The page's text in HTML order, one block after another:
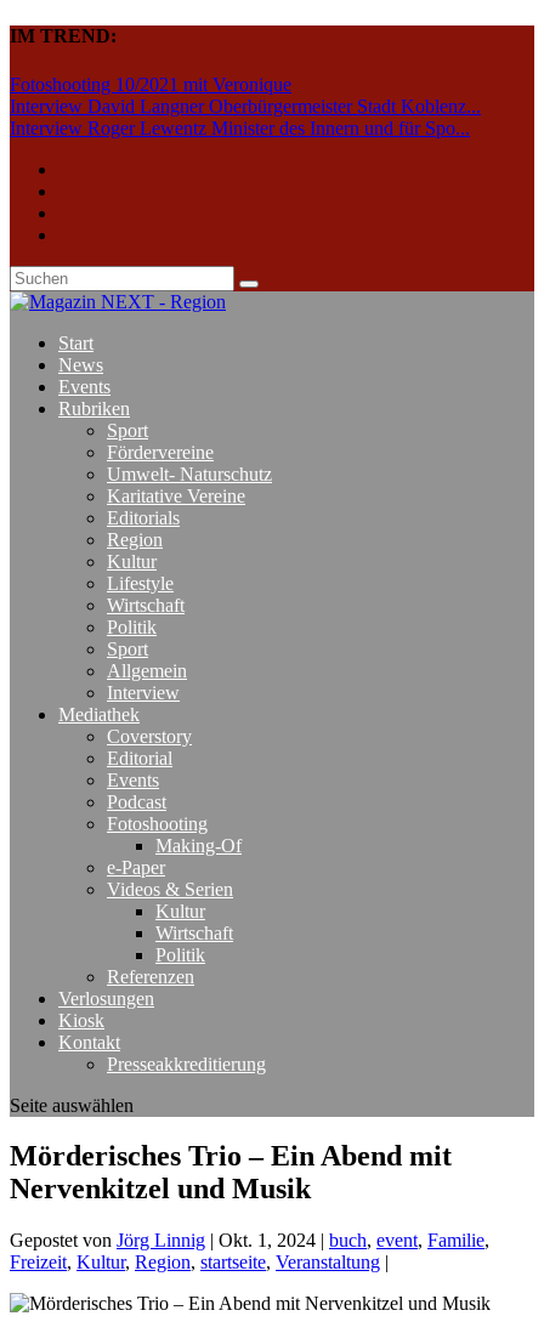
IM TREND:
Fotoshooting 10/2021 mit Veronique
Interview David Langner Oberbürgermeister Stadt Koblenz...
Interview Roger Lewentz Minister des Innern und für Spo...
Start
News
Events
Rubriken
Sport
Fördervereine
Umwelt- Naturschutz
Karitative Vereine
Editorials
Region
Kultur
Lifestyle
Wirtschaft
Politik
Sport
Allgemein
Interview
Mediathek
Coverstory
Editorial
Events
Podcast
Fotoshooting
Making-Of
e-Paper
Videos & Serien
Kultur
Wirtschaft
Politik
Referenzen
Verlosungen
Kiosk
Kontakt
Presseakkreditierung
Seite auswählen
Mörderisches Trio – Ein Abend mit
Nervenkitzel und Musik
Gepostet von Jörg Linnig | Okt. 1, 2024 | buch, event, Familie,
Freizeit, Kultur, Region, startseite, Veranstaltung |